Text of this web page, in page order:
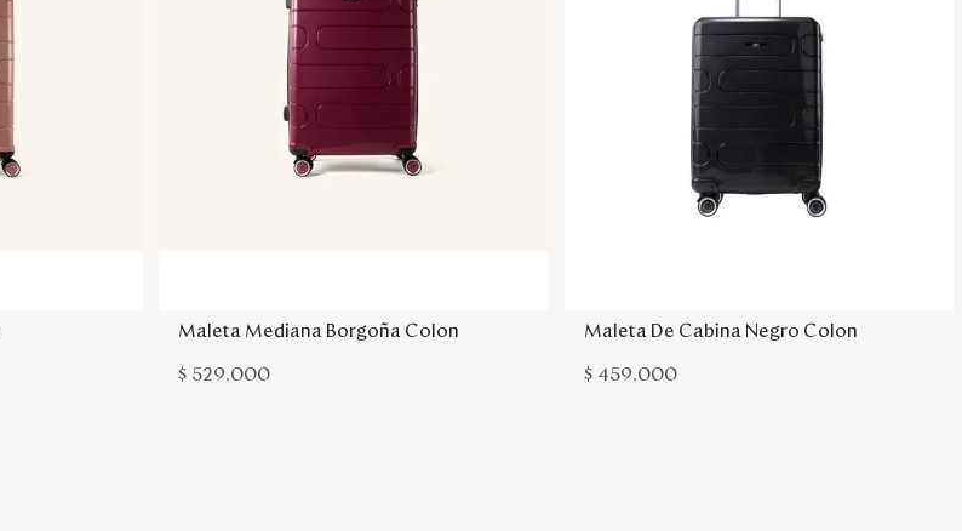
Maleta Mediana Borgoña Colon
$ 529.000
Maleta De Cabina Negro Colon
$ 459.000